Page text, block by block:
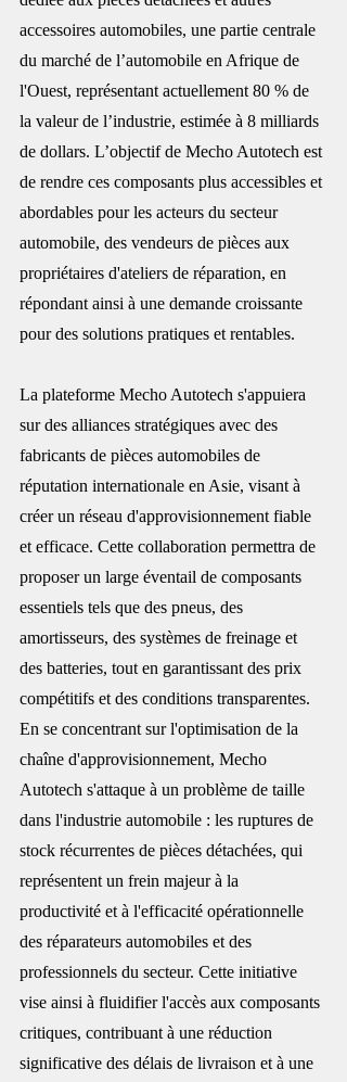
accessoires automobiles, une partie centrale
du marché de l’automobile en Afrique de
l'Ouest, représentant actuellement 80 % de
la valeur de l’industrie, estimée à 8 milliards
de dollars. L’objectif de Mecho Autotech est
de rendre ces composants plus accessibles et
abordables pour les acteurs du secteur
automobile, des vendeurs de pièces aux
propriétaires d'ateliers de réparation, en
répondant ainsi à une demande croissante
pour des solutions pratiques et rentables.
La plateforme Mecho Autotech s'appuiera
sur des alliances stratégiques avec des
fabricants de pièces automobiles de
réputation internationale en Asie, visant à
créer un réseau d'approvisionnement fiable
et efficace. Cette collaboration permettra de
proposer un large éventail de composants
essentiels tels que des pneus, des
amortisseurs, des systèmes de freinage et
des batteries, tout en garantissant des prix
compétitifs et des conditions transparentes.
En se concentrant sur l'optimisation de la
chaîne d'approvisionnement, Mecho
Autotech s'attaque à un problème de taille
dans l'industrie automobile : les ruptures de
stock récurrentes de pièces détachées, qui
représentent un frein majeur à la
productivité et à l'efficacité opérationnelle
des réparateurs automobiles et des
professionnels du secteur. Cette initiative
vise ainsi à fluidifier l'accès aux composants
critiques, contribuant à une réduction
significative des délais de livraison et à une